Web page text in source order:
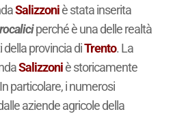
Salizzoniè stata inserita
perché è una delle realtà
provincia diTrento. La
Salizzoniè storicamente
particolare, i numerosi
aziende agricole della